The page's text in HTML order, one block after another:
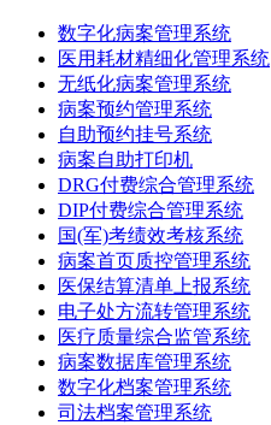
数字化病案管理系统
医用耗材精细化管理系统
无纸化病案管理系统
病案预约管理系统
自助预约挂号系统
病案自助打印机
DRG付费综合管理系统
DIP付费综合管理系统
国(军)考绩效考核系统
病案首页质控管理系统
医保结算清单上报系统
电子处方流转管理系统
医疗质量综合监管系统
病案数据库管理系统
数字化档案管理系统
司法档案管理系统